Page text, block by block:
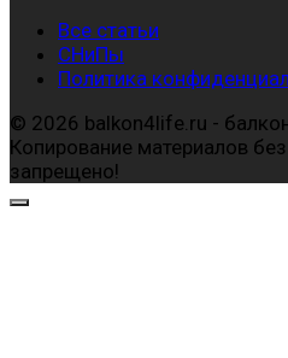
Все статьи
СНиПы
Политика
© 2026 balkon4life.ru -
Копирование материалов
запрещено!